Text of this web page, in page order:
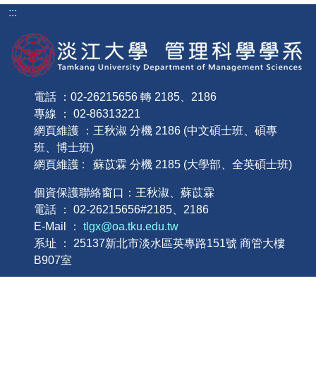
:::
電話 ：02-26215656 轉 2185、2186
專線 ： 02-86313221
網頁維護 ：王秋淑 分機 2186 (中文碩士班、碩專
班、博士班)
網頁維護 : 蘇苡霖 分機 2185 (大學部、全英碩士班)
個資保護聯絡窗口：王秋淑、蘇苡霖
電話 ： 02-26215656#2185、2186
E-Mail ： tlgx@oa.tku.edu.tw
系址 ： 25137新北市淡水區英專路151號 商管大樓
B907室